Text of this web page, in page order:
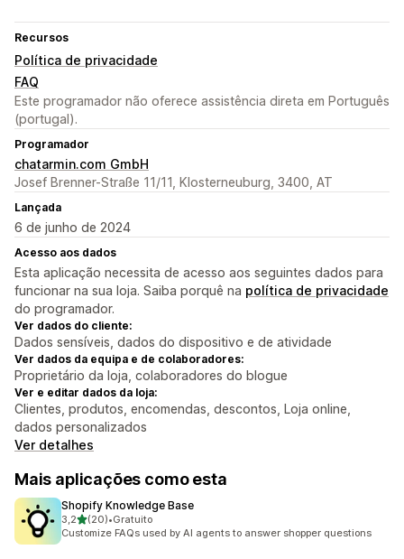
Recursos
Política de privacidade
FAQ
Este programador não oferece assistência direta em Português
(portugal).
Programador
chatarmin.com GmbH
Josef Brenner-Straße 11/11, Klosterneuburg, 3400, AT
Lançada
6 de junho de 2024
Acesso aos dados
Esta aplicação necessita de acesso aos seguintes dados para
funcionar na sua loja. Saiba porquê na política de privacidade
do programador.
Ver dados do cliente:
Dados sensíveis, dados do dispositivo e de atividade
Ver dados da equipa e de colaboradores:
Proprietário da loja, colaboradores do blogue
Ver e editar dados da loja:
Clientes, produtos, encomendas, descontos, Loja online,
dados personalizados
Ver detalhes
Mais aplicações como esta
Shopify Knowledge Base
3,2de 5 estrelas
(20)
20 total de avaliações
•Gratuito
Customize FAQs used by AI agents to answer shopper questions